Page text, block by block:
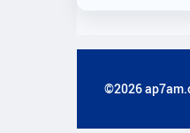
©2026